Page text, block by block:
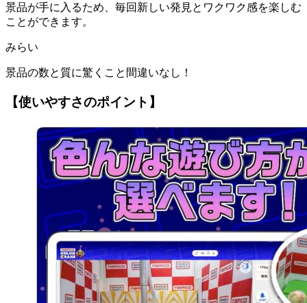
景品が手に入るため、毎回新しい発見とワクワク感を楽しむ
ことができます。
みらい
景品の数と質に驚くこと間違いなし！
【使いやすさのポイント】